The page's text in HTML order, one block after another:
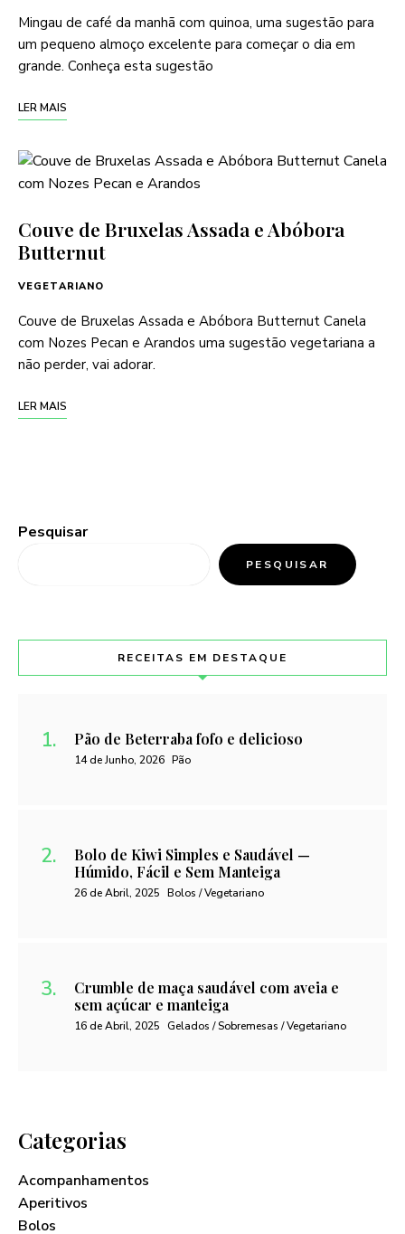
Mingau de café da manhã com quinoa, uma sugestão para
um pequeno almoço excelente para começar o dia em
grande. Conheça esta sugestão
LER MAIS
Couve de Bruxelas Assada e Abóbora
Butternut
VEGETARIANO
Couve de Bruxelas Assada e Abóbora Butternut Canela
com Nozes Pecan e Arandos uma sugestão vegetariana a
não perder, vai adorar.
LER MAIS
Pesquisar
PESQUISAR
RECEITAS EM DESTAQUE
Pão de Beterraba fofo e delicioso
14 de Junho, 2026 Pão
Bolo de Kiwi Simples e Saudável —
Húmido, Fácil e Sem Manteiga
26 de Abril, 2025 Bolos / Vegetariano
Crumble de maça saudável com aveia e
sem açúcar e manteiga
16 de Abril, 2025 Gelados / Sobremesas / Vegetariano
Categorias
Acompanhamentos
Aperitivos
Bolos